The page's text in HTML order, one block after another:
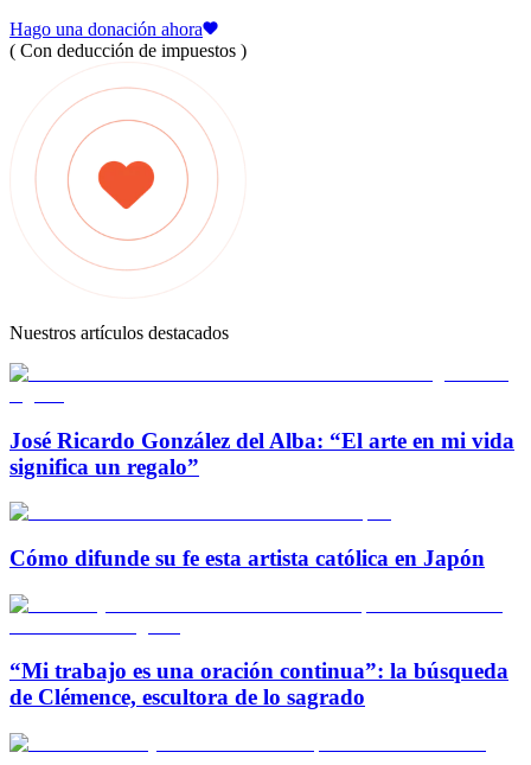
Hago una donación ahora
( Con deducción de impuestos )
Nuestros artículos destacados
José Ricardo González del Alba: “El arte en mi vida
significa un regalo”
Cómo difunde su fe esta artista católica en Japón
“Mi trabajo es una oración continua”: la búsqueda
de Clémence, escultora de lo sagrado